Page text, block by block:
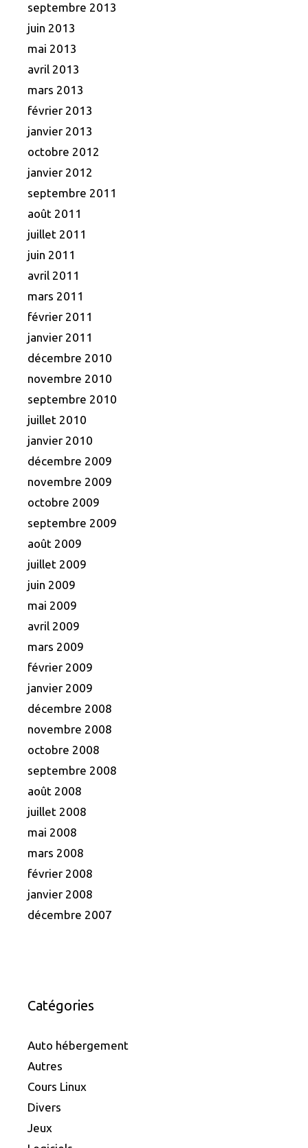
septembre 2013
juin 2013
mai 2013
avril 2013
mars 2013
février 2013
janvier 2013
octobre 2012
janvier 2012
septembre 2011
août 2011
juillet 2011
juin 2011
avril 2011
mars 2011
février 2011
janvier 2011
décembre 2010
novembre 2010
septembre 2010
juillet 2010
janvier 2010
décembre 2009
novembre 2009
octobre 2009
septembre 2009
août 2009
juillet 2009
juin 2009
mai 2009
avril 2009
mars 2009
février 2009
janvier 2009
décembre 2008
novembre 2008
octobre 2008
septembre 2008
août 2008
juillet 2008
mai 2008
mars 2008
février 2008
janvier 2008
décembre 2007
Catégories
Auto hébergement
Autres
Cours Linux
Divers
Jeux